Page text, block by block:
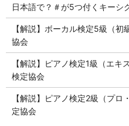
日本語で？＃が5つ付くキーシ
【解説】ボーカル検定5級（
協会
【解説】ピアノ検定1級（エ
検定協会
【解説】ピアノ検定2級（プ
定協会